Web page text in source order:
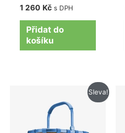
1 260 Kč s DPH
Přidat do
košíku
Sleva!
cena
byla:
360 Kč.
Aktuální
cena